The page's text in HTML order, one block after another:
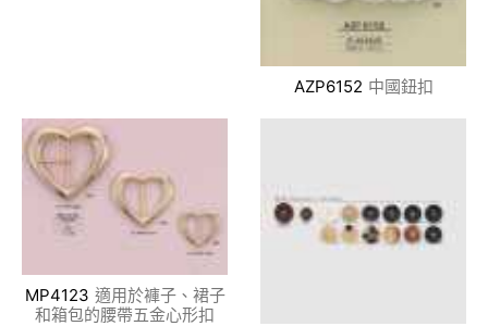
AZP6152 中國鈕扣
MP4123 適用於褲子、裙子
和箱包的腰帶五金心形扣